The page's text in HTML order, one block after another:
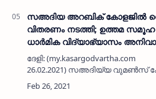
സഅദിയ അറബിക് കോളജിൽ
വിതരണം നടത്തി; ഉത്തമ സമൂഹ
ധാര്‍മിക വിദ്യാഭ്യാസം
സയ്യിദ് മുത്തുക്കോയ തങ്ങള്‍
ദേളി: (my.kasargodvartha.com
26.02.2021) സഅദിയ്യ വുമണ്‍സ്
നിന്ന് ഡിപ്ലോമ ഇന്‍ ഇസ്ലാമിക്
കോഴ്‌സ് പൂര്‍ത്തിയാക്കിയ